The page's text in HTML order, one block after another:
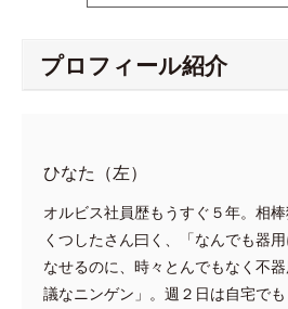
プロフィール紹介
ひなた（左）
オルビス社員歴もうすぐ５年。相
くつしたさん曰く、「なんでも器用
なせるのに、時々とんでもなく不
議なニンゲン」。週２日は自宅で